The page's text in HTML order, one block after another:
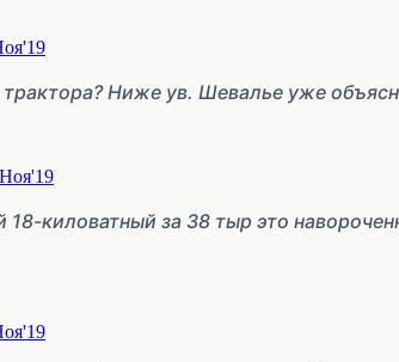
Ниже ув. Шевалье уже
киловатный за 38 тыр это